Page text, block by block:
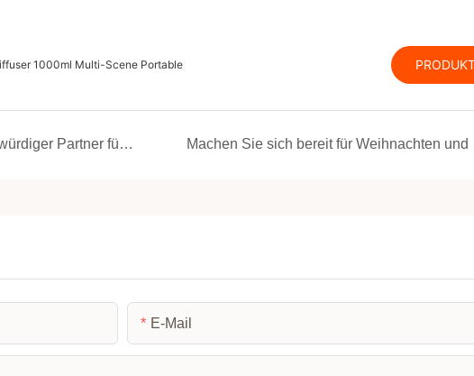
1000ml Multi-Scene Portable
JMK Smart: Ihr vertrauenswürdiger Partner für hochmoderne R & D in Smart-Home-Geräten
E-Mail